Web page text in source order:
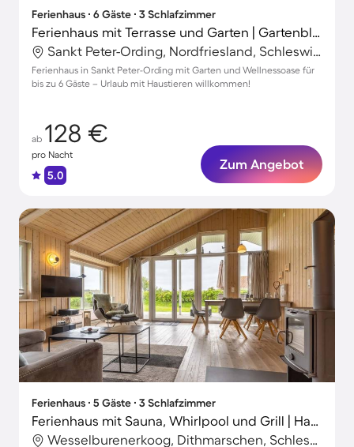
Ferienhaus ∙ 6 Gäste ∙ 3 Schlafzimmer
Ferienhaus mit Terrasse und Garten | Gartenblick | Haustiere erlaubt
Sankt Peter-Ording, Nordfriesland, Schleswig-Holstein
Ferienhaus in Sankt Peter-Ording mit Garten und Wellnessoase für
bis zu 6 Gäste – Urlaub mit Haustieren willkommen!
ab 128 €
pro Nacht
5.0
Zum Angebot
Ferienhaus ∙ 5 Gäste ∙ 3 Schlafzimmer
Ferienhaus mit Sauna, Whirlpool und Grill | Haustiere erlaubt
Wesselburenerkoog, Dithmarschen, Schleswig-Holstein